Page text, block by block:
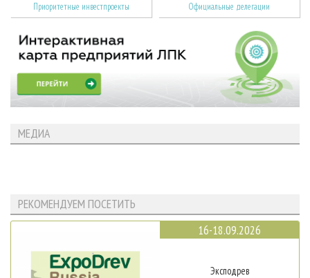
Приоритетные инвестпроекты Официальные делегации
МЕДИА
РЕКОМЕНДУЕМ ПОСЕТИТЬ
16-18.09.2026
Эксподрев